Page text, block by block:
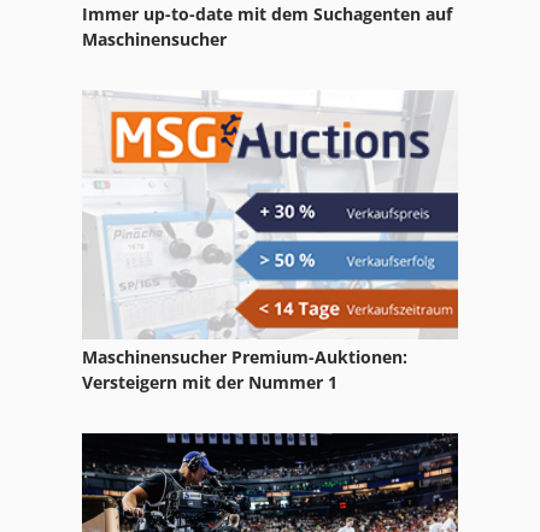
Schlitz Und Zapfenmaschine
Immer up-to-date mit dem Suchagenten auf
Maschinensucher
Maschinensucher Premium-Auktionen:
Versteigern mit der Nummer 1